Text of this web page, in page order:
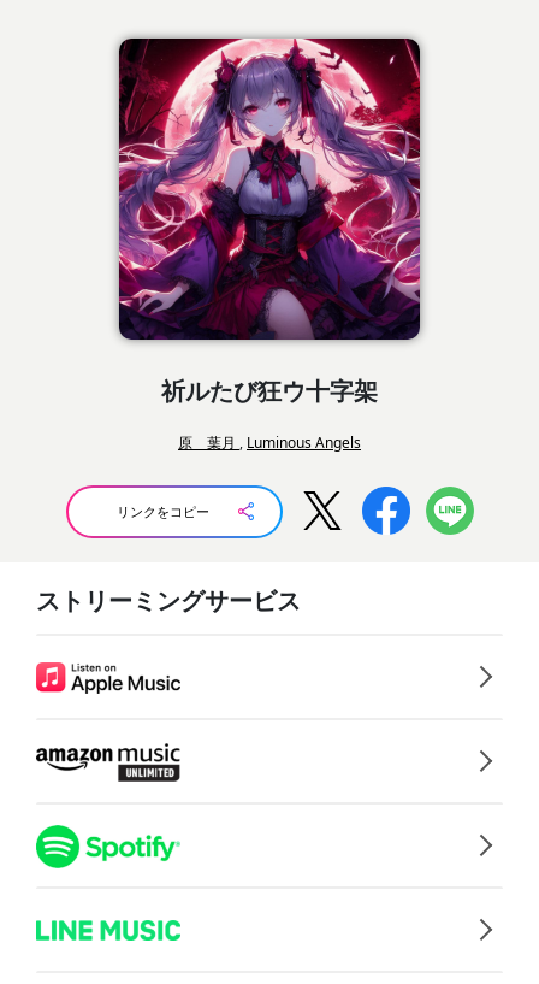
祈ルたび狂ウ十字架
原 葉月 , Luminous Angels
リンクをコピー
ストリーミングサービス